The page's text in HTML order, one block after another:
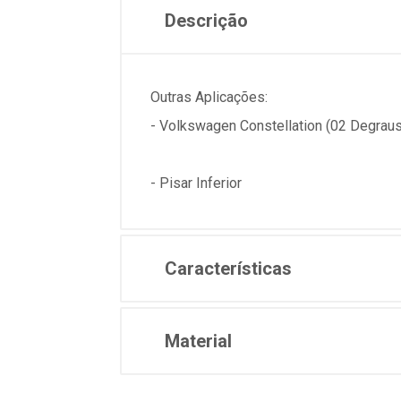
Descrição
Outras Aplicações:
- Volkswagen Constellation (02
- Pisar Inferior
Características
Material